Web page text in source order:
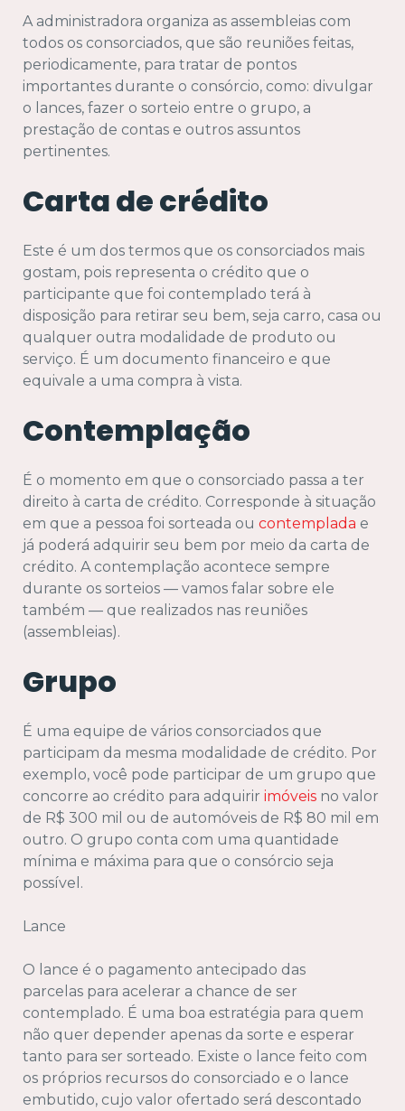
A administradora organiza as assembleias com
todos os consorciados, que são reuniões feitas,
periodicamente, para tratar de pontos
importantes durante o consórcio, como: divulgar
o lances, fazer o sorteio entre o grupo, a
prestação de contas e outros assuntos
pertinentes.
Carta de crédito
Este é um dos termos que os consorciados mais
gostam, pois representa o crédito que o
participante que foi contemplado terá à
disposição para retirar seu bem, seja carro, casa ou
qualquer outra modalidade de produto ou
serviço. É um documento financeiro e que
equivale a uma compra à vista.
Contemplação
É o momento em que o consorciado passa a ter
direito à carta de crédito. Corresponde à situação
em que a pessoa foi sorteada ou contemplada e
já poderá adquirir seu bem por meio da carta de
crédito. A contemplação acontece sempre
durante os sorteios — vamos falar sobre ele
também — que realizados nas reuniões
(assembleias).
Grupo
É uma equipe de vários consorciados que
participam da mesma modalidade de crédito. Por
exemplo, você pode participar de um grupo que
concorre ao crédito para adquirir imóveis no valor
de R$ 300 mil ou de automóveis de R$ 80 mil em
outro. O grupo conta com uma quantidade
mínima e máxima para que o consórcio seja
possível.
Lance
O lance é o pagamento antecipado das
parcelas para acelerar a chance de ser
contemplado. É uma boa estratégia para quem
não quer depender apenas da sorte e esperar
tanto para ser sorteado. Existe o lance feito com
os próprios recursos do consorciado e o lance
embutido, cujo valor ofertado será descontado